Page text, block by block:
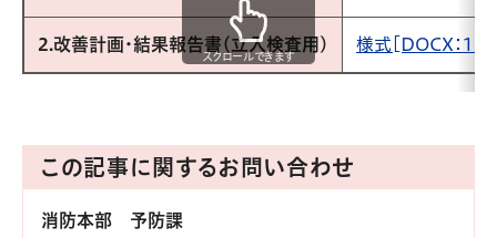
2.改善計画・結果報告書(立入検査用) 様式[DOCX：
スクロールできます
この記事に関するお問い合わせ
消防本部 予防課